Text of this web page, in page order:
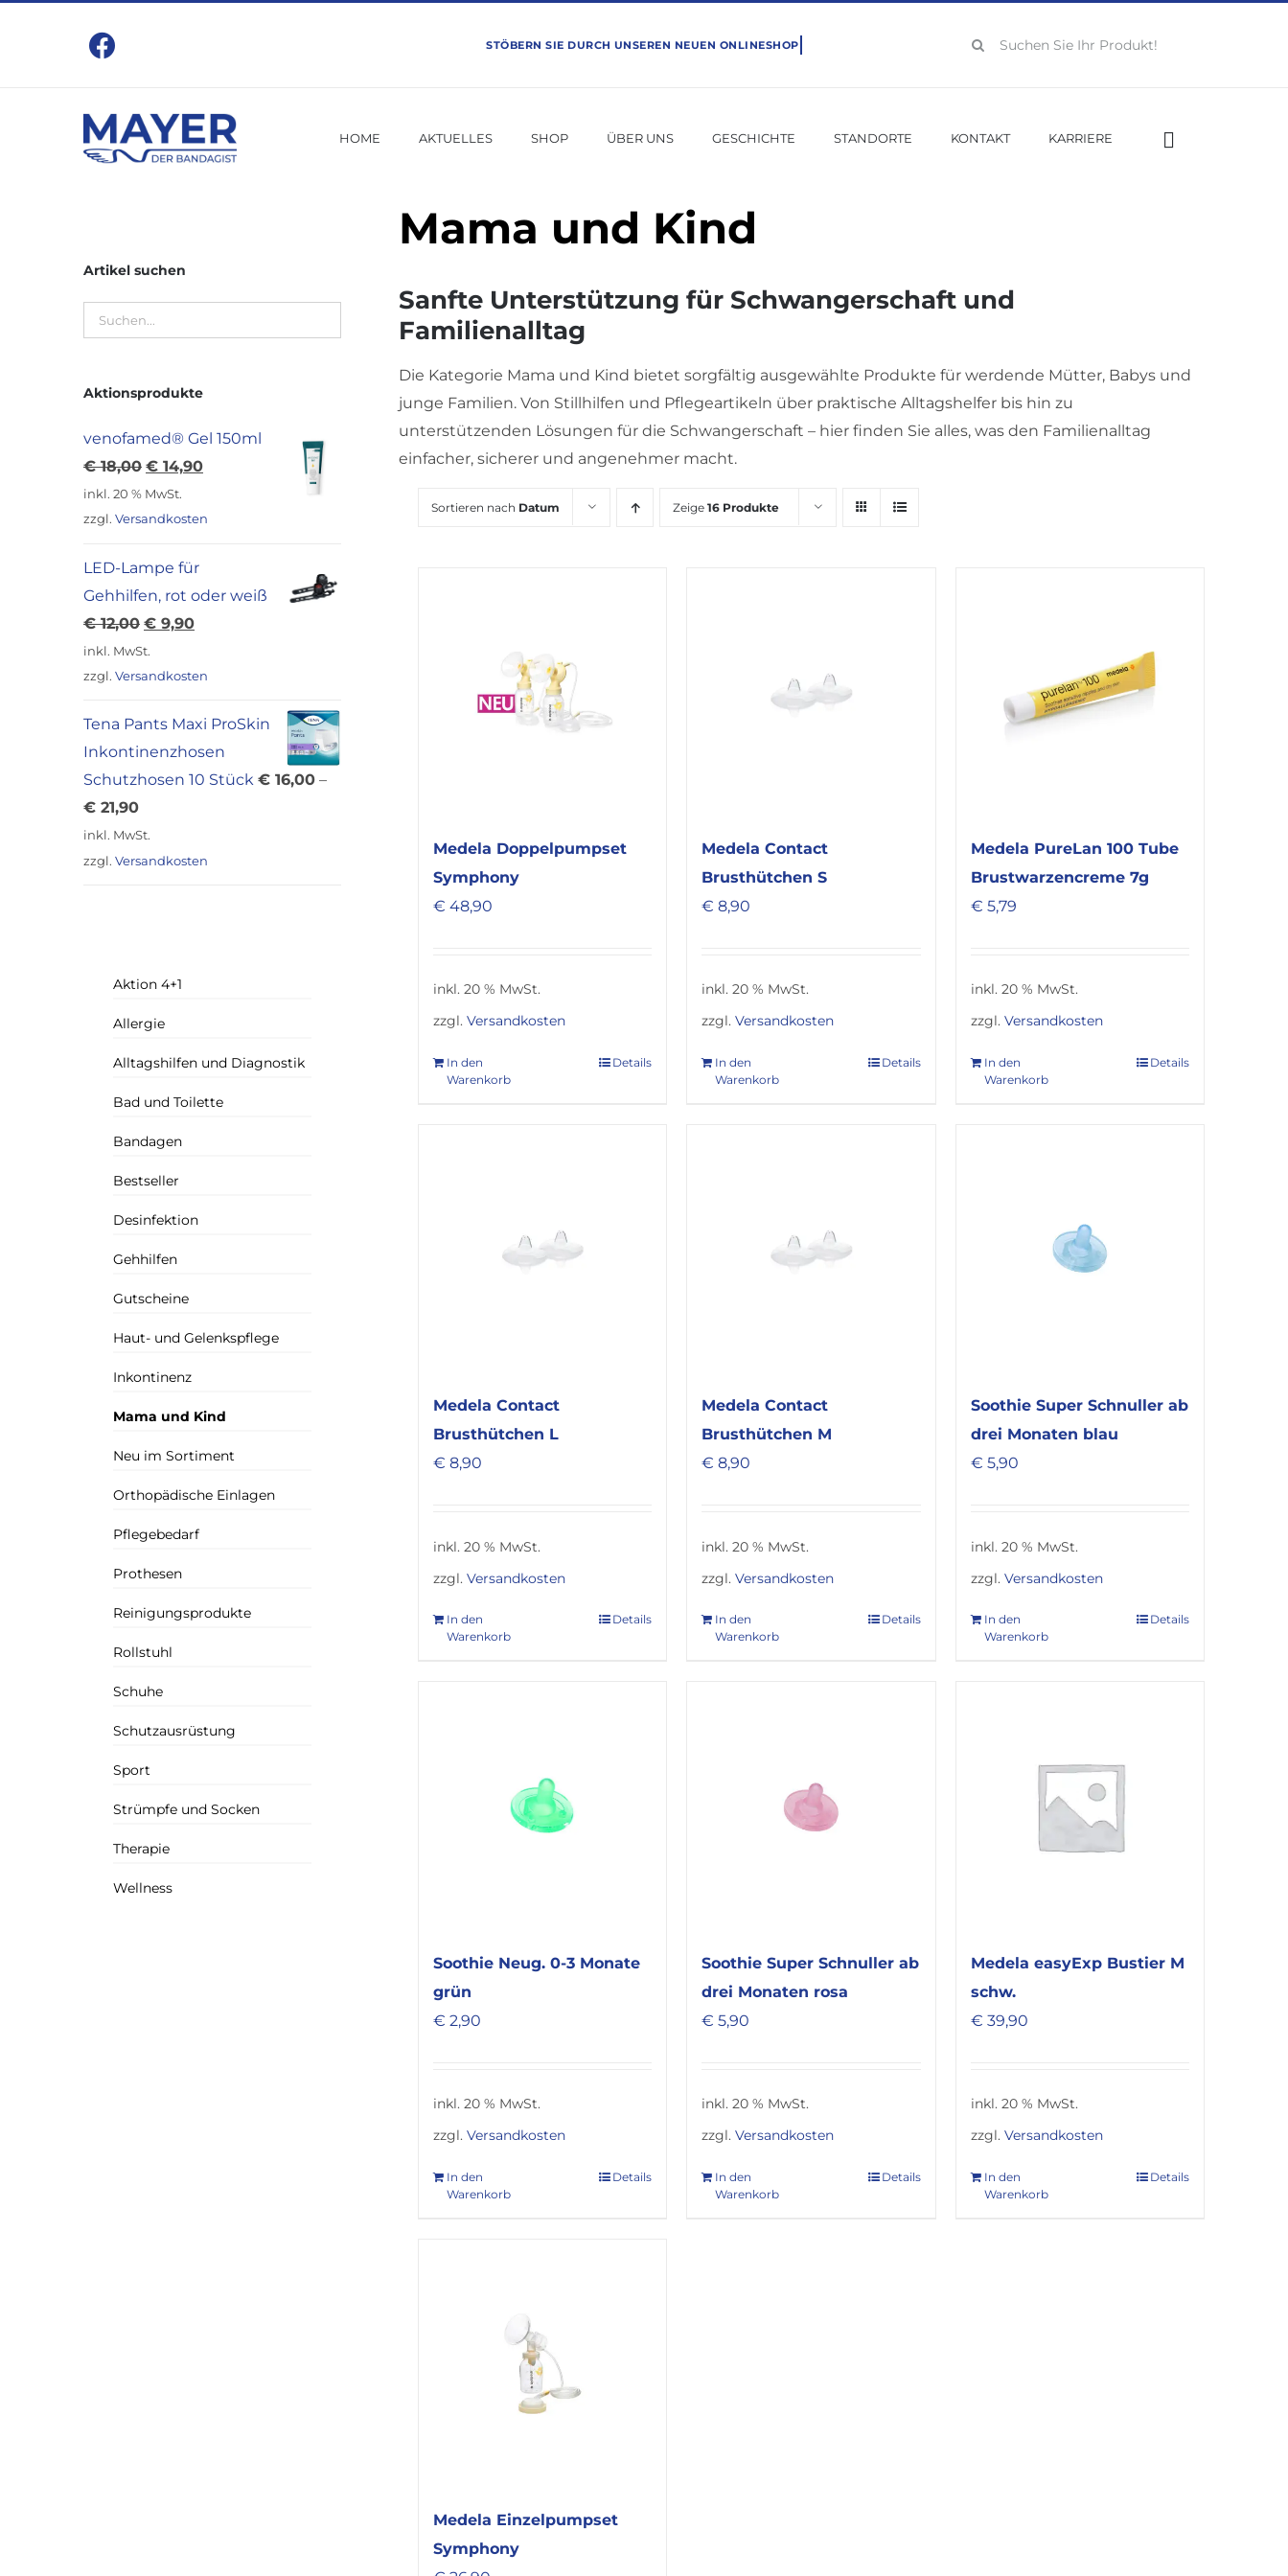
Suche
HOME AKTUELLES SHOP ÜBER UNS GESCHICHTE STANDORTE KONTAKT KARRIERE
Mama und Kind
Sanfte Unterstützung für Schwangerschaft und
Familienalltag
Die Kategorie Mama und Kind bietet sorgfältig ausgewählte Produkte für werdende Mütter, Babys und
junge Familien. Von Stillhilfen und Pflegeartikeln über praktische Alltagshelfer bis hin zu
unterstützenden Lösungen für die Schwangerschaft – hier finden Sie alles, was den Familienalltag
einfacher, sicherer und angenehmer macht.
Sortieren nach Datum Zeige16 Produkte
Medela Doppelpumpset
Symphony
€ 48,90
inkl. 20 % MwSt.
zzgl.Versandkosten
In den
Warenkorb
Details
Medela Contact
Brusthütchen S
€ 8,90
inkl. 20 % MwSt.
zzgl.Versandkosten
In den
Warenkorb
Details
Medela PureLan 100 Tube
Brustwarzencreme 7g
€ 5,79
inkl. 20 % MwSt.
zzgl. Versandkosten
In den
Warenkorb
Details
Medela Contact
Brusthütchen L
€ 8,90
inkl. 20 % MwSt.
zzgl.Versandkosten
In den
Warenkorb
Details
Medela Contact
Brusthütchen M
€ 8,90
inkl. 20 % MwSt.
zzgl.Versandkosten
In den
Warenkorb
Details
Soothie Super Schnuller ab
drei Monaten blau
€ 5,90
inkl. 20 % MwSt.
zzgl. Versandkosten
In den
Warenkorb
Details
Soothie Neug. 0-3 Monate
grün
€ 2,90
inkl. 20 % MwSt.
zzgl.Versandkosten
In den
Warenkorb
Details
Soothie Super Schnuller ab
drei Monaten rosa
€ 5,90
inkl. 20 % MwSt.
zzgl.Versandkosten
In den
Warenkorb
Details
Medela easyExp Bustier M
schw.
€ 39,90
inkl. 20 % MwSt.
zzgl. Versandkosten
In den
Warenkorb
Details
Medela Einzelpumpset
Symphony
Artikel suchen
Aktionsprodukte
venofamed® Gel 150ml
€18,00 Ursprünglicher
Preis
war:
€ 14,90Aktueller
ist:
inkl. 20 % MwSt.
zzgl. Versandkosten
LED-Lampe für
Gehhilfen, rot oder weiß
€12,00 Ursprünglicher
Preis
war:
€ 9,90Aktueller
ist:
inkl. MwSt.
zzgl. Versandkosten
Tena Pants Maxi ProSkin
Inkontinenzhosen
Schutzhosen 10 Stück € 16,00 –
€ 21,90
inkl. MwSt.
zzgl. Versandkosten
Aktion 4+1
Allergie
Alltagshilfen und Diagnostik
Bad und Toilette
Bandagen
Bestseller
Desinfektion
Gehhilfen
Gutscheine
Haut- und Gelenkspflege
Inkontinenz
Mama und Kind
Neu im Sortiment
Orthopädische Einlagen
Pflegebedarf
Prothesen
Reinigungsprodukte
Rollstuhl
Schuhe
Schutzausrüstung
Sport
Strümpfe und Socken
Therapie
Wellness